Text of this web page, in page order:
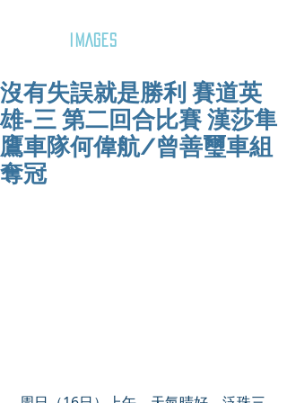
IMAGES
沒有失誤就是勝利 賽道英
雄-三 第二回合比賽 漢莎隼
鷹車隊何偉航/曾善璽車組
奪冠